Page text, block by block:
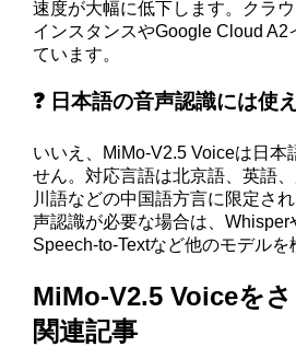
速度が大幅に低下します。クラ
インスタンスやGoogle Cloud A2
ています。
❓ 日本語の音声認識には使
いいえ、MiMo-V2.5 Voiceは日本
せん。対応言語は北京語、英語
川語などの中国語方言に限定さ
声認識が必要な場合は、Whisper
Speech-to-Textなど他のモデルを
MiMo-V2.5 Voiceを
関連記事